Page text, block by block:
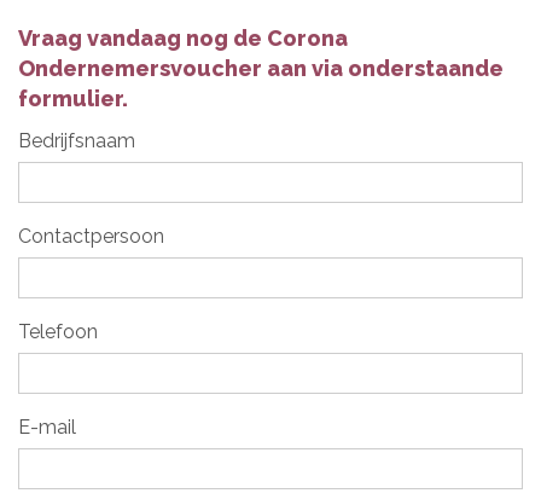
Vraag vandaag nog de Corona
Ondernemersvoucher aan via onderstaande
formulier.
Bedrijfsnaam
Contactpersoon
Telefoon
E-mail